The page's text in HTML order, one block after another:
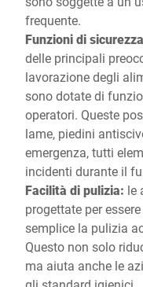
frequente.
Funzioni di
delle principali
lavorazione degli
sono dotate di
operatori. Queste
lame, piedini
emergenza, tutti
incidenti durante il
Facilità di pulizia: le
progettate per
semplice la pulizia
Questo non solo
ma aiuta anche le